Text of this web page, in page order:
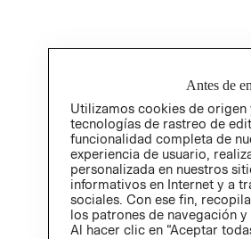
Antes de
Utilizamos cookies de
tecnologías de rastreo de
funcionalidad completa de
experiencia de usuario,
personalizada en nuestros
informativos en Internet y a
sociales. Con ese fin,
los patrones de navegación y
Al hacer clic en “Aceptar